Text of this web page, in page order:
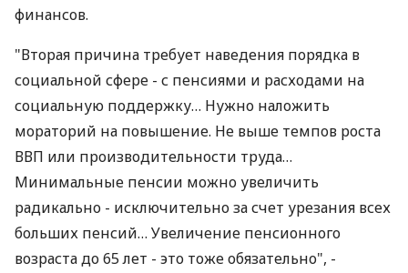
финансов.
"Вторая причина требует наведения порядка в
социальной сфере - с пенсиями и расходами на
социальную поддержку… Нужно наложить
мораторий на повышение. Не выше темпов роста
ВВП или производительности труда…
Минимальные пенсии можно увеличить
радикально - исключительно за счет урезания всех
больших пенсий… Увеличение пенсионного
возраста до 65 лет - это тоже обязательно", -